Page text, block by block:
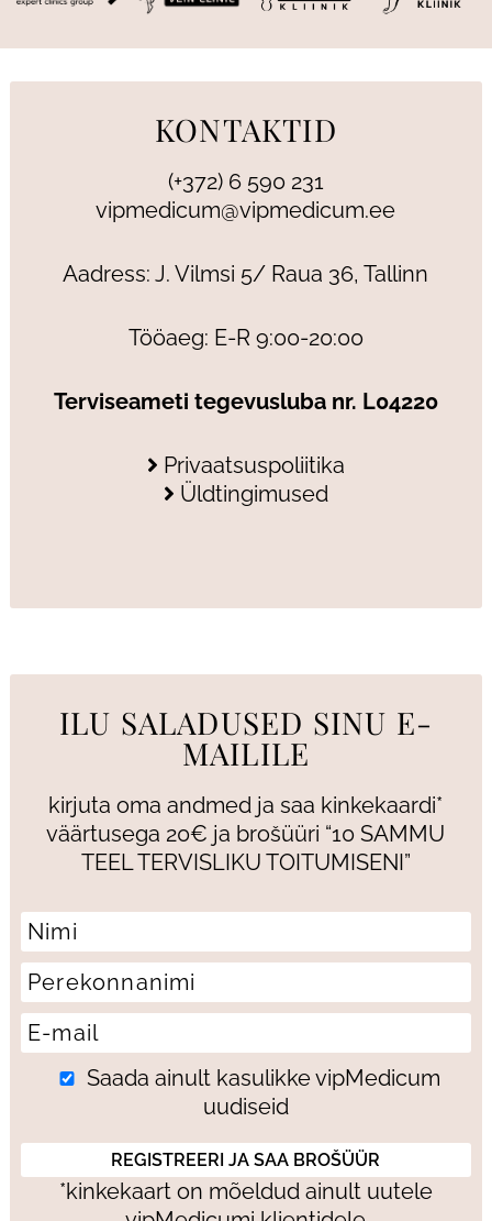
KONTAKTID
(+372) 6 590 231
vipmedicum@vipmedicum.ee
Aadress: J. Vilmsi 5/ Raua 36, Tallinn
Tööaeg: E-R 9:00-20:00
Terviseameti tegevusluba nr. L04220
Privaatsuspoliitika
Üldtingimused
ILU SALADUSED SINU E-
MAILILE
kirjuta oma andmed ja saa kinkekaardi*
väärtusega 20€ ja brošüüri “10 SAMMU
TEEL TERVISLIKU TOITUMISENI”
Saada ainult kasulikke vipMedicum
uudiseid
*kinkekaart on mõeldud ainult uutele